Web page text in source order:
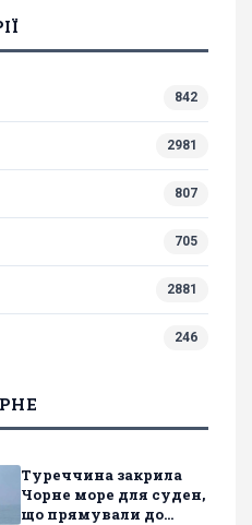
842
2981
807
705
2881
246
Туреччина закрила
Чорне море для суден,
що прямували до...